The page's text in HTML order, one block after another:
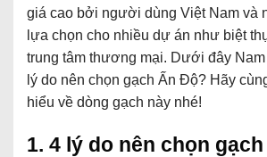
giá cao bởi người dùng Việt Nam và
lựa chọn cho nhiều dự án như biệt
trung tâm thương mại. Dưới đây
lý do nên chọn gạch Ấn Độ? Hãy
hiểu về dòng gạch này nhé!
1. 4 lý do nên chọn